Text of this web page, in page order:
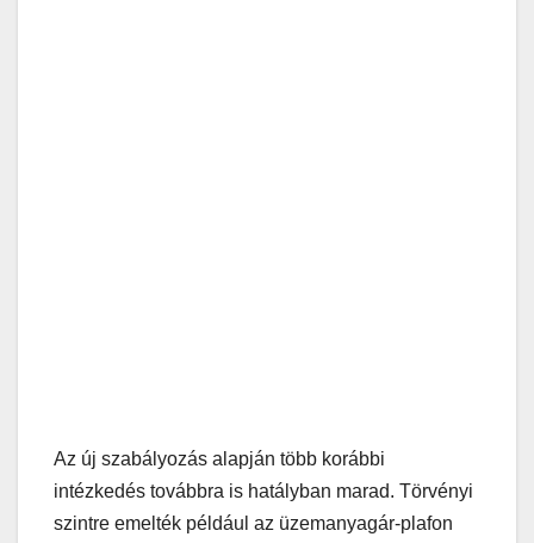
Az új szabályozás alapján több korábbi
intézkedés továbbra is hatályban marad. Törvényi
szintre emelték például az üzemanyagár-plafon